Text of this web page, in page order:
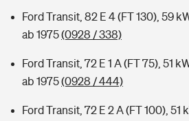
Ford Transit, 82 E 4 (FT 130), 59
ab 1975(0928 / 338)
Ford Transit, 72 E 1 A (FT 75), 51
ab 1975(0928 / 444)
Ford Transit, 72 E 2 A (FT 100), 51